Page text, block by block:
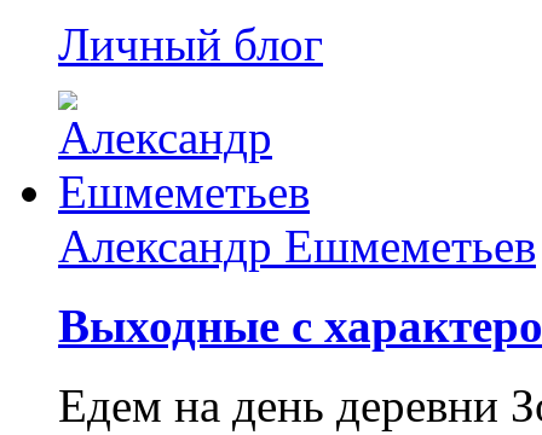
Личный блог
Александр Ешмеметьев
Выходные с
Едем на день деревни